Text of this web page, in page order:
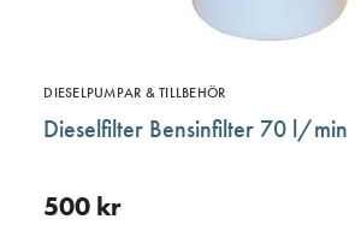
DIESELPUMPAR & TILLBEHÖR
Dieselfilter Bensinfilter 70 l/min
500 kr